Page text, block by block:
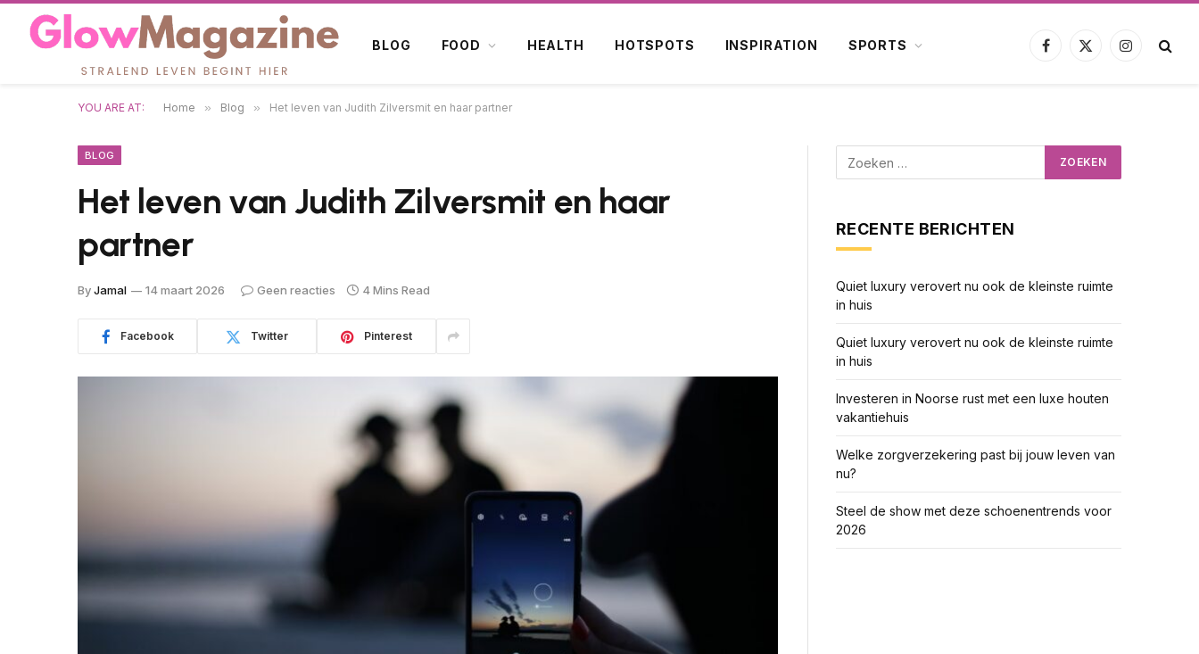
BLOG FOOD HEALTH HOTSPOTS INSPIRATION SPORTS
Facebook
X
Instagram
YOU ARE AT: Home » Blog » Het leven van Judith Zilversmit en haar partner
BLOG
Het leven van Judith Zilversmit en haar
partner
ByJamal 14 maart 2026 Geen reacties 4 Mins Read
Facebook Twitter Pinterest
RECENTE BERICHTEN
Quiet luxury verovert nu ook de kleinste ruimte
in huis
Quiet luxury verovert nu ook de kleinste ruimte
in huis
Investeren in Noorse rust met een luxe houten
vakantiehuis
Welke zorgverzekering past bij jouw leven van
nu?
Steel de show met deze schoenentrends voor
2026